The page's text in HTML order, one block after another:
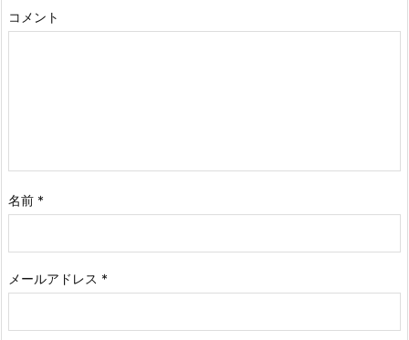
コメント
名前 *
メールアドレス *